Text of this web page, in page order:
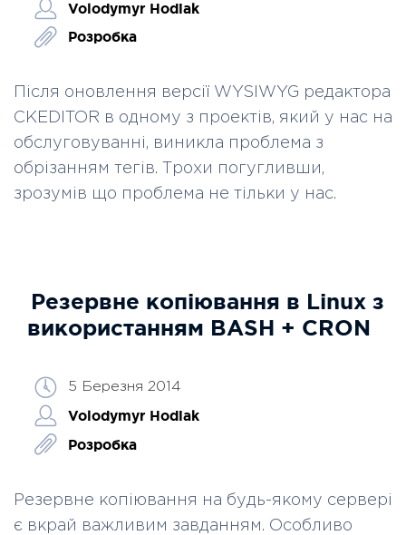
Volodymyr Hodiak
Розробка
Після оновлення версії WYSIWYG редактора
CKEDITOR в одному з проектів, який у нас на
обслуговуванні, виникла проблема з
обрізанням тегів. Трохи погугливши,
зрозумів що проблема не тільки у нас.
Резервне копіювання в Linux з
використанням BASH + CRON
5 Березня 2014
Volodymyr Hodiak
Розробка
Резервне копіювання на будь-якому сервері
є вкрай важливим завданням. Особливо